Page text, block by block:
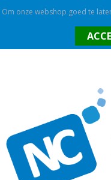
Promotietextiel
Tassen
Alle categorieën
Om onze webshop goed te